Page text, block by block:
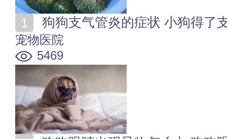
狗狗支气管炎的症状 小狗得了
宠物医院
5469